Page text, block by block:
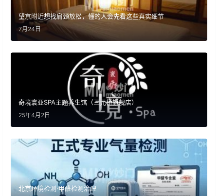
望京附近想找肩颈放松，懂的人会先看这些真实细节
7月24日
奇境寰亚SPA主题养生馆（三元桥旗舰店）
25年4月2日
北京环境检测·甲醛检测治理